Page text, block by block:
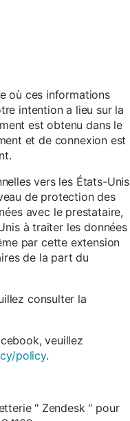
où ces informations
intention a lieu sur la
est obtenu dans le
et de connexion est
vers les États-Unis
de protection des
avec le prestataire,
à traiter les données
par cette extension
de la part du
consulter la
veuillez
policy.
" Zendesk " pour